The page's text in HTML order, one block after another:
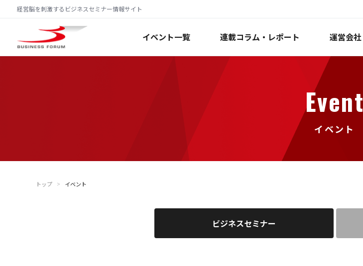
経営脳を刺激するビジネスセミナー情報サイト
イベント一覧 連載コラム・レポート 運営会社
Event
イベント
トップ ＞ イベント
ビジネスセミナー